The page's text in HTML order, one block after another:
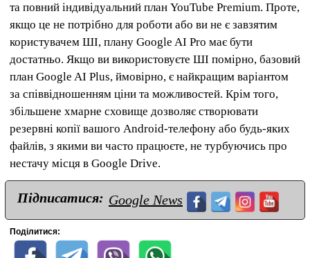
та повний індивідуальний план YouTube Premium. Проте,
якщо це не потрібно для роботи або ви не є завзятим
користувачем ШІ, плану Google AI Pro має бути
достатньо. Якщо ви використовуєте ШІ помірно, базовий
план Google AI Plus, ймовірно, є найкращим варіантом
за співвідношенням ціни та можливостей. Крім того,
збільшене хмарне сховище дозволяє створювати
резервні копії вашого Android-телефону або будь-яких
файлів, з якими ви часто працюєте, не турбуючись про
нестачу місця в Google Drive.
Підписатися: Google News
Поділитися: